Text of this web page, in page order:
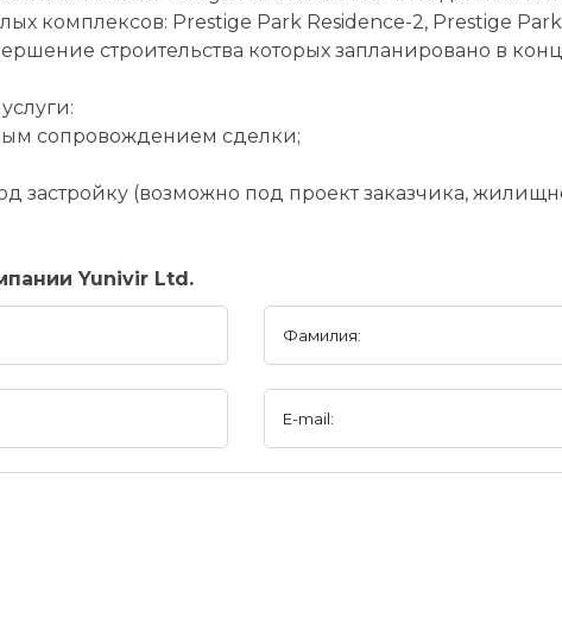
комплексов: Prestige Park Residence-2, Prestige
строительства которых запланировано в
сопровождением сделки;
застройку (возможно под проект заказчика,
Yunivir Ltd.
Фамилия:
E-mail: